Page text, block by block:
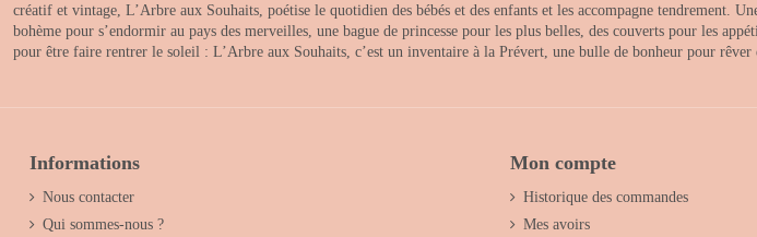
créatif et vintage, L’Arbre aux Souhaits, poétise le quotidien des bébés et des enfants et les accompagne tendrement.
bohème pour s’endormir au pays des merveilles, une bague de princesse pour les plus belles, des couverts pour les
pour être faire rentrer le soleil : L’Arbre aux Souhaits, c’est un inventaire à la Prévert, une bulle de bonheur pour rêver
Informations
Nous contacter
Qui sommes-nous ?
Mon compte
Historique des commandes
Mes avoirs